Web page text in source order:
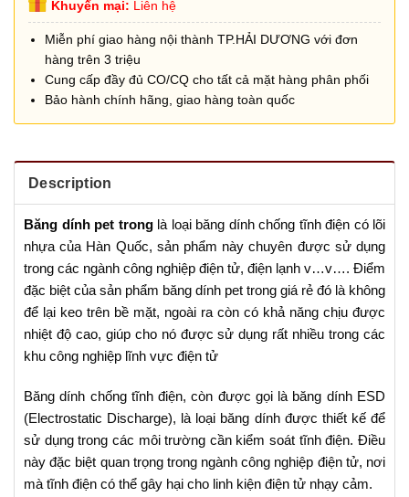
Khuyến mại: Liên hệ
Miễn phí giao hàng nội thành TP.HẢI DƯƠNG với đơn
hàng trên 3 triệu
Cung cấp đầy đủ CO/CQ cho tất cả mặt hàng phân phối
Bảo hành chính hãng, giao hàng toàn quốc
Description
Băng dính pet trong là loại băng dính chống tĩnh điện có lõi
nhựa của Hàn Quốc, sản phẩm này chuyên được sử dụng
trong các ngành công nghiệp điện tử, điện lạnh v…v…. Điểm
đặc biệt của sản phẩm băng dính pet trong giá rẻ đó là không
để lại keo trên bề mặt, ngoài ra còn có khả năng chịu được
nhiệt độ cao, giúp cho nó được sử dụng rất nhiều trong các
khu công nghiệp lĩnh vực điện tử
Băng dính chống tĩnh điện, còn được gọi là băng dính ESD
(Electrostatic Discharge), là loại băng dính được thiết kế để
sử dụng trong các môi trường cần kiểm soát tĩnh điện. Điều
này đặc biệt quan trọng trong ngành công nghiệp điện tử, nơi
mà tĩnh điện có thể gây hại cho linh kiện điện tử nhạy cảm.